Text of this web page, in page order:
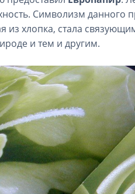
Символизм данного
из хлопка, стала
и тем и другим.